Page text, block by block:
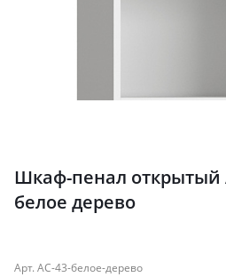
Шкаф-пенал открытый
белое дерево
Арт. АС-43-белое-дерево